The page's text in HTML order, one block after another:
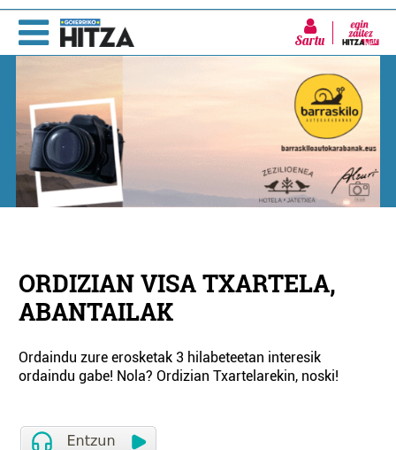
Sartu
ORDIZIAN VISA TXARTELA,
ABANTAILAK
Ordaindu zure erosketak 3 hilabeteetan interesik
ordaindu gabe! Nola? Ordizian Txartelarekin, noski!